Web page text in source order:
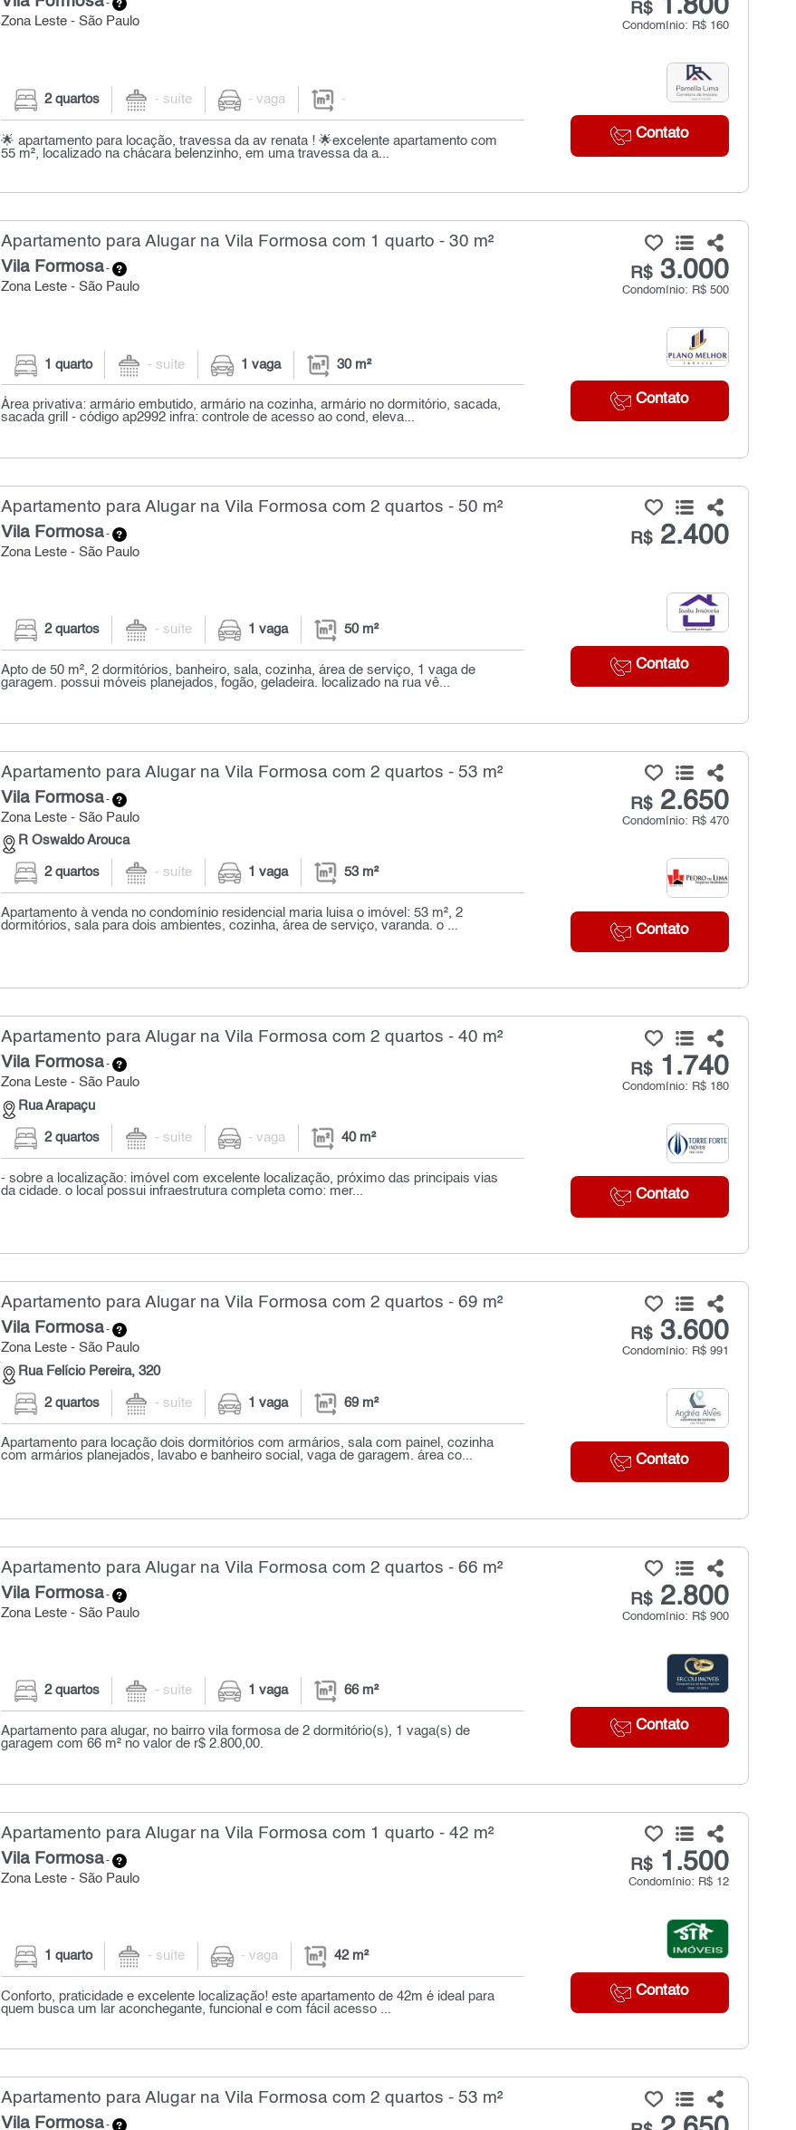
-
Zona Leste - São Paulo
R$1.800
Condomínio: R$ 160
Contato
2 quartos - suíte - vaga -
🌟 apartamento para locação, travessa da av renata ! 🌟excelente apartamento com
55 m², localizado na chácara belenzinho, em uma travessa da a...
Apartamento para Alugar na Vila Formosa com 1 quarto - 30 m²
Vila Formosa-
Zona Leste - São Paulo
R$3.000
Condomínio: R$ 500
Contato
1 quarto - suíte 1 vaga 30 m²
Área privativa: armário embutido, armário na cozinha, armário no dormitório, sacada,
sacada grill - código ap2992 infra: controle de acesso ao cond, eleva...
Apartamento para Alugar na Vila Formosa com 2 quartos - 50 m²
Vila Formosa-
Zona Leste - São Paulo
R$2.400
Contato
2 quartos - suíte 1 vaga 50 m²
Apto de 50 m², 2 dormitórios, banheiro, sala, cozinha, área de serviço, 1 vaga de
garagem. possui móveis planejados, fogão, geladeira. localizado na rua vê...
Apartamento para Alugar na Vila Formosa com 2 quartos - 53 m²
Vila Formosa-
Zona Leste - São Paulo
R Oswaldo Arouca
R$2.650
Condomínio: R$ 470
Contato
2 quartos - suíte 1 vaga 53 m²
Apartamento à venda no condomínio residencial maria luisa o imóvel: 53 m², 2
dormitórios, sala para dois ambientes, cozinha, área de serviço, varanda. o ...
Apartamento para Alugar na Vila Formosa com 2 quartos - 40 m²
Vila Formosa-
Zona Leste - São Paulo
Rua Arapaçu
R$1.740
Condomínio: R$ 180
Contato
2 quartos - suíte - vaga 40 m²
- sobre a localização: imóvel com excelente localização, próximo das principais vias
da cidade. o local possui infraestrutura completa como: mer...
Apartamento para Alugar na Vila Formosa com 2 quartos - 69 m²
Vila Formosa-
Zona Leste - São Paulo
Rua Felício Pereira, 320
R$3.600
Condomínio: R$ 991
Contato
2 quartos - suíte 1 vaga 69 m²
Apartamento para locação dois dormitórios com armários, sala com painel, cozinha
com armários planejados, lavabo e banheiro social, vaga de garagem. área co...
Apartamento para Alugar na Vila Formosa com 2 quartos - 66 m²
Vila Formosa-
Zona Leste - São Paulo
R$2.800
Condomínio: R$ 900
Contato
2 quartos - suíte 1 vaga 66 m²
Apartamento para alugar, no bairro vila formosa de 2 dormitório(s), 1 vaga(s) de
garagem com 66 m² no valor de r$ 2.800,00.
Apartamento para Alugar na Vila Formosa com 1 quarto - 42 m²
Vila Formosa-
Zona Leste - São Paulo
R$1.500
Condomínio: R$ 12
Contato
1 quarto - suíte - vaga 42 m²
Conforto, praticidade e excelente localização! este apartamento de 42m é ideal para
quem busca um lar aconchegante, funcional e com fácil acesso ...
Apartamento para Alugar na Vila Formosa com 2 quartos - 53 m²
Vila Formosa-